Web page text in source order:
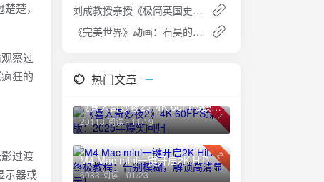
楚，
察过
狂的
过渡
示器或
刘成教授亲授《极简英国史》完结课程：解锁千年英伦文明密码
《完美世界》动画：石昊的传奇人生
热门文章
1
《喜人奇妙夜2》4K 60FPS臻彩版：2025年爆笑回归
20118 阅读 - 11/19
2
M4 Mac mini一键开启2K HiDPI终极教程：告别模糊，解锁高清显示！
6983 阅读 - 01/23